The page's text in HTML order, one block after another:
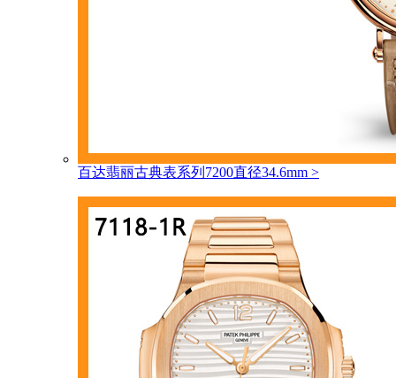
百达翡丽古典表系列7200直径34.6mm >